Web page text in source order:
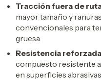
Tracción fuera de
mayor tamaño y
convencionales para
gruesa.
Resistencia reforzada
compuesto resistente
en superficies abrasivas.